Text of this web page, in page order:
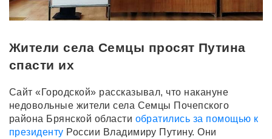
Жители села Семцы просят Путина
спасти их
Сайт «Городской» рассказывал, что накануне
недовольные жители села Семцы Почепского
района Брянской области обратились за помощью к
президенту России Владимиру Путину. Они